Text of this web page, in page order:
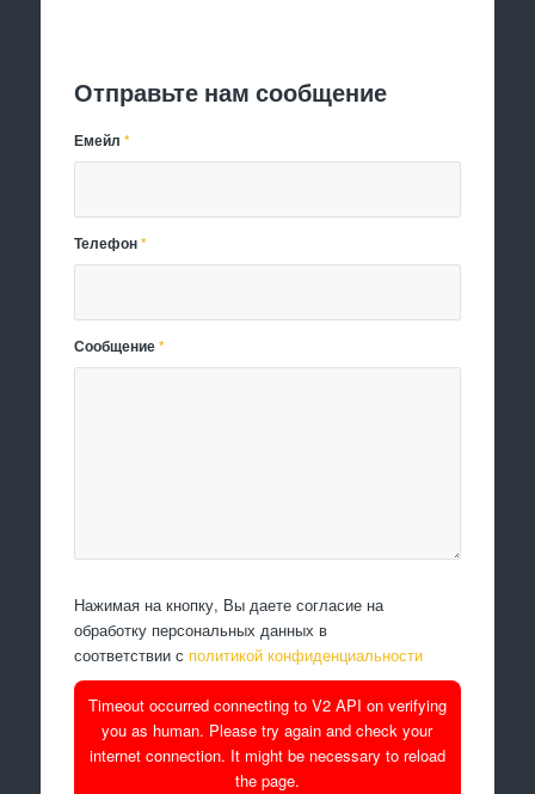
Отправьте нам сообщение
Емейл*
Телефон*
Сообщение*
Нажимая на кнопку, Вы даете согласие на
обработку персональных данных в
соответствии с политикой конфиденциальности
Timeout occurred connecting to V2 API on verifying
you as human. Please try again and check your
internet connection. It might be necessary to reload
the page.